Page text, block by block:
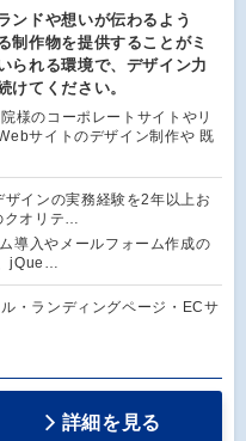
ンドや想いが伝わるよう
制作物を提供することがミ
られる環境で、デザイン力
けてください。
様のコーポレートサイトやリ
サイトのデザイン制作や 既
ザインの実務経験を2年以上お
クオリテ…
導入やメールフォーム作成の
jQue…
・ランディングページ・ECサ
詳細を見る